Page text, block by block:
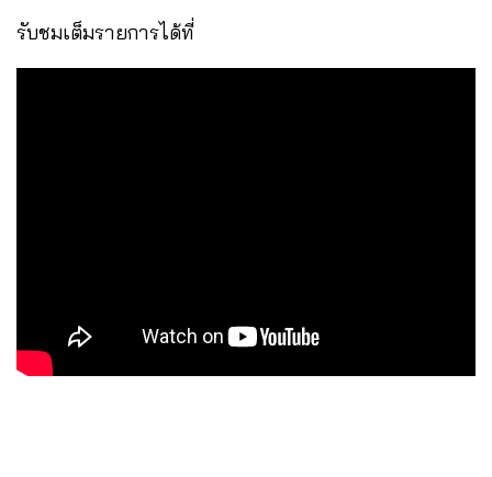
รับชมเต็มรายการได้ที่